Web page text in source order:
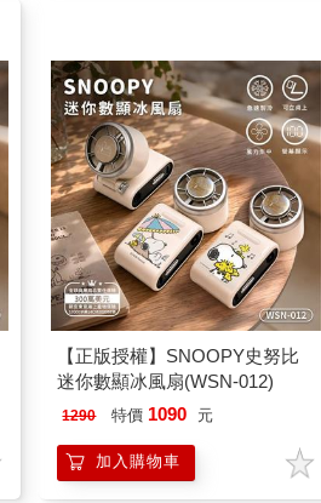
【正版授權】SNOOPY史努比
迷你數顯冰風扇(WSN-012)
1290 特價 1090 元
加入購物車